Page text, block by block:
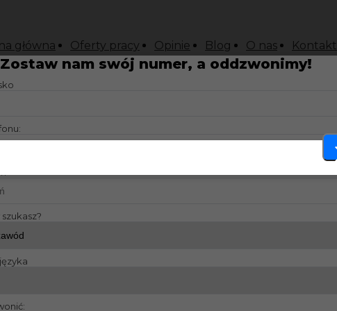
główna Oferty pracy Opinie Blog O nas Kontakt
Zostaw nam swój numer, a oddzwonimy!